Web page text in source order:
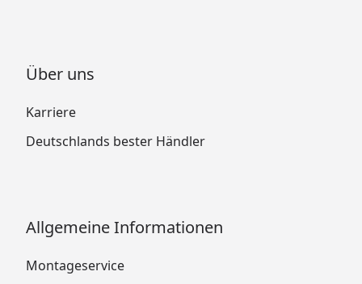
Über uns
Karriere
Deutschlands bester Händler
Allgemeine Informationen
Montageservice